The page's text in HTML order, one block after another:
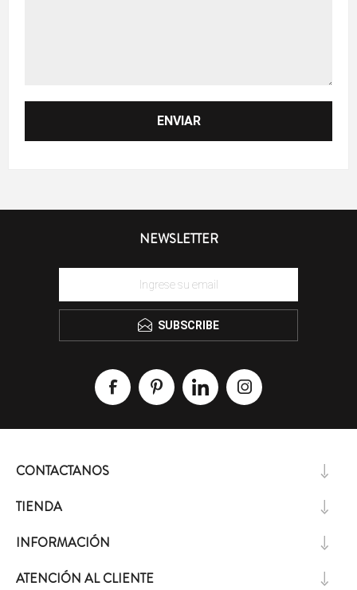
NEWSLETTER
SUBSCRIBE
CONTACTANOS
TIENDA
INFORMACIÓN
ATENCIÓN AL CLIENTE